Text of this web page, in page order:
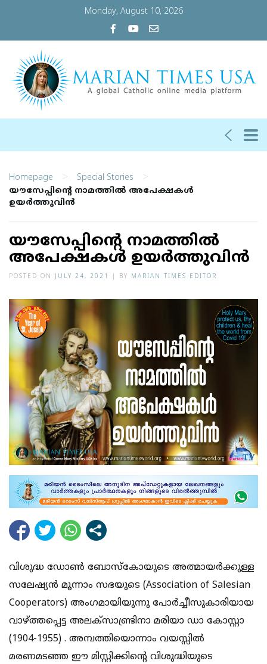
Monday, August 10, 2026
Homepage > Special Stories >
യൗസേപ്പിൻ്റെ നാമത്തിൽ അപേക്ഷകൾ
ഉയർത്തുവിൻ
യൗസേപ്പിൻ്റെ നാമത്തിൽ
അപേക്ഷകൾ ഉയർത്തുവിൻ
POSTED ON JULY 24, 2021 BY MARIAN TIMES EDITOR
വിശുദ്ധ ഡോൺ ബോസ്കോയുടെ അത്മായർക്കുള്ള
സലേഷ്യൻ മൂന്നാം സഭയുടെ (Association of Salesian
Cooperators) അംഗമായിയുന്നു പോർച്ചീസുകാരിയായ
വാഴ്ത്തപ്പെട്ട അലക്സാണ്ട്രിനാ മരിയാ ഡാ കോസ്റ്റാ
(1904-1955) . അമ്പത്തിയൊന്നാം വയസ്സിൽ
മരണമടഞ്ഞ ഈ മിസ്റ്റിക്കിൻ്റെ വിശുദ്ധിയുടെ